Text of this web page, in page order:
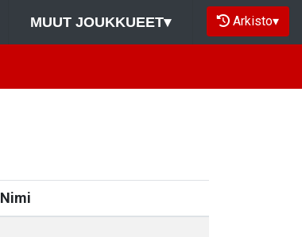
MUUT JOUKKUEET▾ Arkisto▾
Nimi